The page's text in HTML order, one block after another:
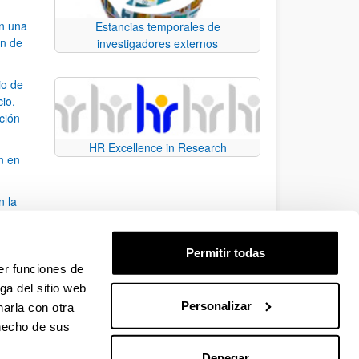
funciones de
del sitio web
con otra
de sus
Permitir todas
Personalizar
una
de
de
en
la
desplazarse.
Estancias temporales de
investigadores externos
HR Excellence in Research